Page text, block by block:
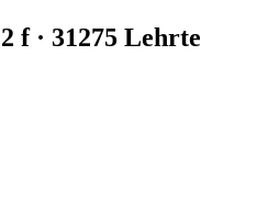
f · 31275 Lehrte